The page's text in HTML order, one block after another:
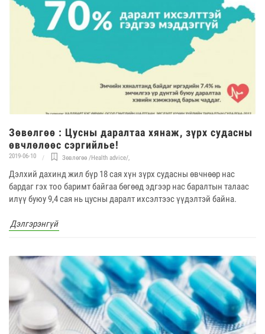
Зөвөлгөө : ​​​​​​Цусны даралтаа хянаж, зүрх судасны
өвчлөлөөс сэргийлье!
2019-06-10 Зөвлөгөө /Health advice/,
Дэлхий дахинд жил бүр 18 сая хүн зүрх судасны өвчнөөр нас
бардаг гэх тоо баримт байгаа бөгөөд эдгээр нас баралтын талаас
илүү буюу 9,4 сая нь цусны даралт ихсэлтээс үүдэлтэй байна.
Дэлгэрэнгүй